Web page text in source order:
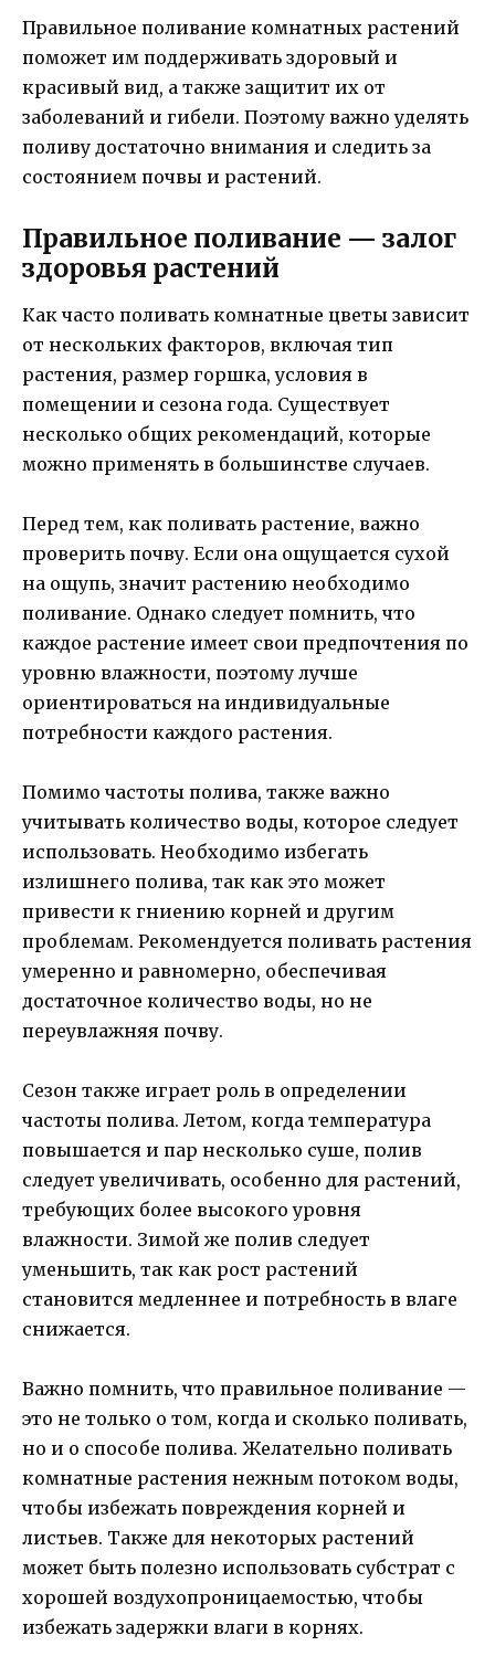
Правильное поливание комнатных растений
поможет им поддерживать здоровый и
красивый вид, а также защитит их от
заболеваний и гибели. Поэтому важно уделять
поливу достаточно внимания и следить за
состоянием почвы и растений.
Правильное поливание — залог
здоровья растений
Как часто поливать комнатные цветы зависит
от нескольких факторов, включая тип
растения, размер горшка, условия в
помещении и сезона года. Существует
несколько общих рекомендаций, которые
можно применять в большинстве случаев.
Перед тем, как поливать растение, важно
проверить почву. Если она ощущается сухой
на ощупь, значит растению необходимо
поливание. Однако следует помнить, что
каждое растение имеет свои предпочтения по
уровню влажности, поэтому лучше
ориентироваться на индивидуальные
потребности каждого растения.
Помимо частоты полива, также важно
учитывать количество воды, которое следует
использовать. Необходимо избегать
излишнего полива, так как это может
привести к гниению корней и другим
проблемам. Рекомендуется поливать растения
умеренно и равномерно, обеспечивая
достаточное количество воды, но не
переувлажняя почву.
Сезон также играет роль в определении
частоты полива. Летом, когда температура
повышается и пар несколько суше, полив
следует увеличивать, особенно для растений,
требующих более высокого уровня
влажности. Зимой же полив следует
уменьшить, так как рост растений
становится медленнее и потребность в влаге
снижается.
Важно помнить, что правильное поливание —
это не только о том, когда и сколько поливать,
но и о способе полива. Желательно поливать
комнатные растения нежным потоком воды,
чтобы избежать повреждения корней и
листьев. Также для некоторых растений
может быть полезно использовать субстрат с
хорошей воздухопроницаемостью, чтобы
избежать задержки влаги в корнях.